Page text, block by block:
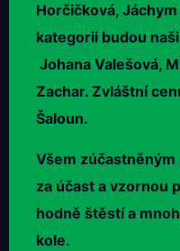
Horčičková,
kategorii budou
Johana Valešová,
Zachar. Zvláštní
Šaloun.
Všem
za účast a vzornou
hodně štěstí a
kole.